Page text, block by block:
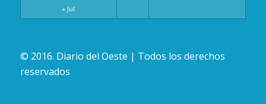
« Jul
© 2016. Diario del Oeste | Todos los derechos
reservados